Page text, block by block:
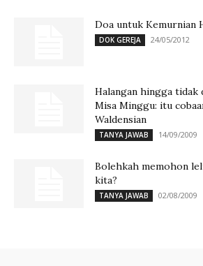
Doa untuk Kemurnian
DOK GEREJA 24/05/2012
Halangan hingga tidak
Misa Minggu: itu
Waldensian
TANYA JAWAB 14/09/2009
Bolehkah memohon
kita?
TANYA JAWAB 02/08/2009